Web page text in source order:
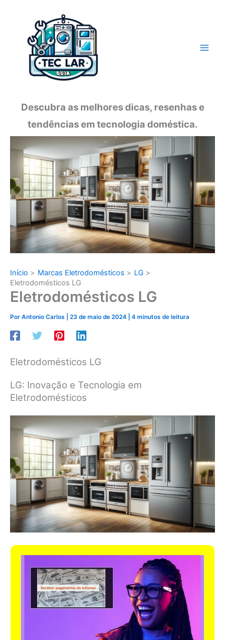
conteúdo
Descubra as melhores dicas, resenhas e
tendências em tecnologia doméstica.
Início Marcas Eletrodomésticos
LG
Eletrodomésticos LG
Eletrodomésticos LG
Por Antonio Carlos 23 de maio de 2024 4 minutos de leitura
Eletrodomésticos LG
LG: Inovação e Tecnologia em
Eletrodomésticos